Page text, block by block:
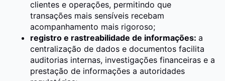
clientes e operações, permitindo que
transações mais sensíveis recebam
acompanhamento mais rigoroso;
registro e rastreabilidade de informações: a
centralização de dados e documentos facilita
auditorias internas, investigações financeiras e a
prestação de informações a autoridades